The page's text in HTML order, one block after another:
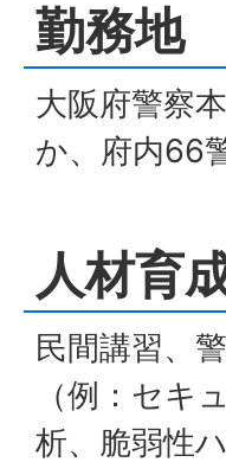
勤務地
大阪府警察
か、府内66
人材育
民間講習、
（例：セキ
析、脆弱性